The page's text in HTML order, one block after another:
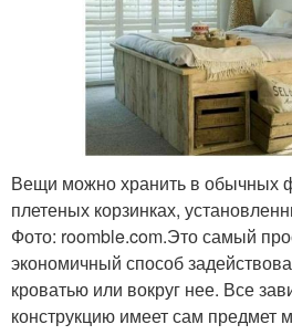
Вещи можно хранить в обычных
плетеных корзинках,
Фото: roomble.com.Это самый
экономичный способ
кроватью или вокруг нее. Все
конструкцию имеет сам предмет